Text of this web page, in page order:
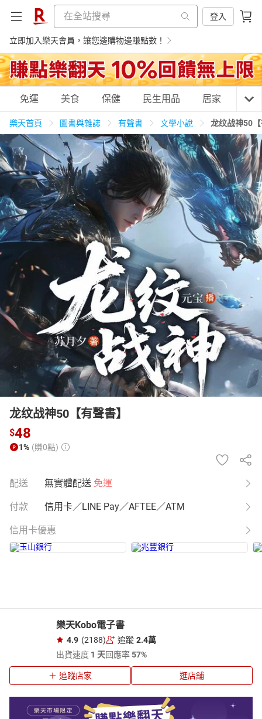
登入
立即加入樂天會員，讓您邊購物邊賺點數！
購物網分類
天天免運 美食蛋糕 養生保健 民生用品
居家生活 3C家電 運動休閒 親子玩具
男裝 化妝保養 情趣用品
日本購物 電子/紙本書
HOT
免運 美食 保健 民生用品 居家 3C
樂天首頁 圖書與雜誌 有聲書 文學小說 龙纹战神50
龙纹战神50【有聲書】
$48
1% (賺0點)
配送 無實體配送 免運
付款 信用卡／LINE Pay／AFTEE／ATM
信用卡優惠
樂天Kobo電子書
4.9 (2188) 追蹤 2.4萬
出貨速度 1 天回應率57%
追蹤店家 逛店舖